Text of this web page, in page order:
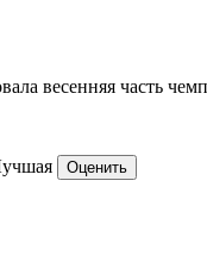
весенняя часть